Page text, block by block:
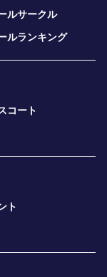
ルサークル
ルランキング
コート
ト